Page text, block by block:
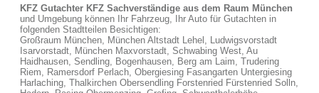
KFZ Gutachter KFZ Sachverständige aus dem Raum München
und Umgebung können Ihr Fahrzeug, Ihr Auto für Gutachten in
folgenden Stadtteilen Besichtigen:
Großraum München, München Altstadt Lehel, Ludwigsvorstadt
Isarvorstadt, München Maxvorstadt, Schwabing West, Au
Haidhausen, Sendling, Bogenhausen, Berg am Laim, Trudering
Riem, Ramersdorf Perlach, Obergiesing Fasangarten Untergiesing
Harlaching, Thalkirchen Obersendling Forstenried Fürstenried Solln,